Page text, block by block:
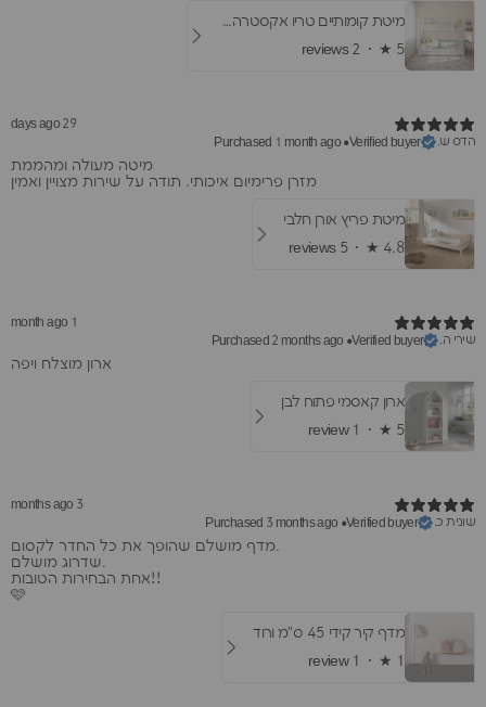
מיטת קומותיים טריו אקסטרה- עם מיטת חבר ומגירות
5
★ ·
2 reviews
29 days ago
הדס ש.
Verified buyer
•
Purchased 1 month ago
מיטה מעולה ומהממת
מזרן פרימיום איכותי. תודה על שירות מצויין ואמין
מיטת פריץ אורן חלבי
4.8
★ ·
5 reviews
1 month ago
שירי ה.
Verified buyer
•
Purchased 2 months ago
ארון מוצלח ויפה
ארון קאסמי פתוח לבן
5
★ ·
1 review
3 months ago
שונית כ.
Verified buyer
•
Purchased 3 months ago
מדף מושלם שהופך את כל החדר לקסום.
שדרוג מושלם.
אחת הבחירות הטובות!!
🩷
מדף קיר קידי 45 ס"מ ורוד
1
★ ·
1 review